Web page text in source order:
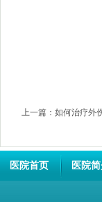
上一篇： 如何治疗外
医院首页 医院